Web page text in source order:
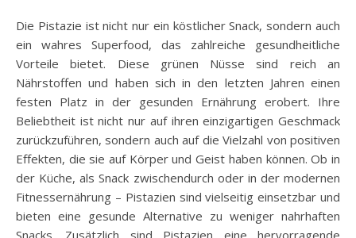
Die Pistazie ist nicht nur ein köstlicher Snack, sondern auch
ein wahres Superfood, das zahlreiche gesundheitliche
Vorteile bietet. Diese grünen Nüsse sind reich an
Nährstoffen und haben sich in den letzten Jahren einen
festen Platz in der gesunden Ernährung erobert. Ihre
Beliebtheit ist nicht nur auf ihren einzigartigen Geschmack
zurückzuführen, sondern auch auf die Vielzahl von positiven
Effekten, die sie auf Körper und Geist haben können. Ob in
der Küche, als Snack zwischendurch oder in der modernen
Fitnessernährung – Pistazien sind vielseitig einsetzbar und
bieten eine gesunde Alternative zu weniger nahrhaften